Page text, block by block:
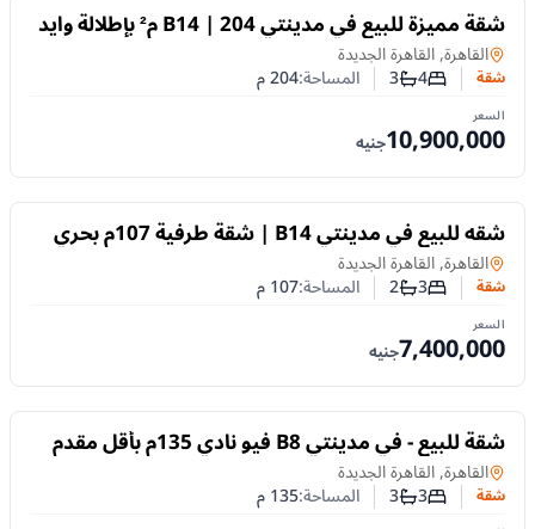
للبيع شقة مميزة للبيع في مدينتي B14 | 204 م² بإطلالة وايد
جاردن مفتوحة
شقةفي
القاهرة, القاهرة الجديدة
شقة عدد غرف النوم
4عدد الحمامات
3 المساحة:204م
السعر
10,900,000جنيه
للبيع شقه للبيع في مدينتي B14 | شقة طرفية 107م بحري
بفيو مباشر على الخدمات
شقةفي
القاهرة, القاهرة الجديدة
شقة عدد غرف النوم
3عدد الحمامات
2 المساحة:107م
السعر
7,400,000جنيه
للبيع شقة للبيع - في مدينتي B8 فيو نادي 135م بأقل مقدم
واستلام قريب
شقةفي
القاهرة, القاهرة الجديدة
شقة عدد غرف النوم
3عدد الحمامات
3 المساحة:135م